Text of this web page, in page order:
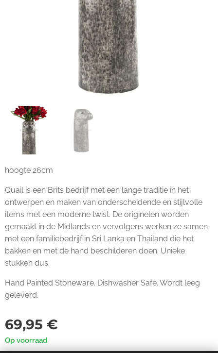
hoogte 26cm
Quail is een Brits bedrijf met een lange traditie in het
ontwerpen en maken van onderscheidende en stijlvolle
items met een moderne twist. De originelen worden
gemaakt in de Midlands en vervolgens werken ze samen
met een familiebedrijf in Sri Lanka en Thailand die het
bakken en met de hand beschilderen doen. Unieke
stukken dus.
Hand Painted Stoneware. Dishwasher Safe. Wordt leeg
geleverd.
69,95 €
Op voorraad